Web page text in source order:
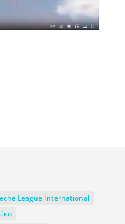
League International